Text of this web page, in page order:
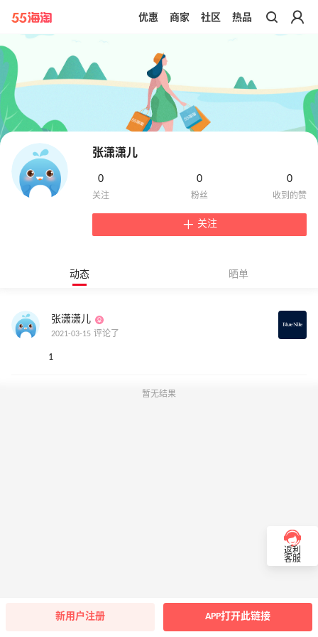
带你去官网买正品
优惠 商家 社区 热品
张潇潇儿
0 0 0
关注
动态 晒单
张潇潇儿
2021-03-15 评论了
1
暂无结果
返利
客服
新用户注册 APP打开此链接